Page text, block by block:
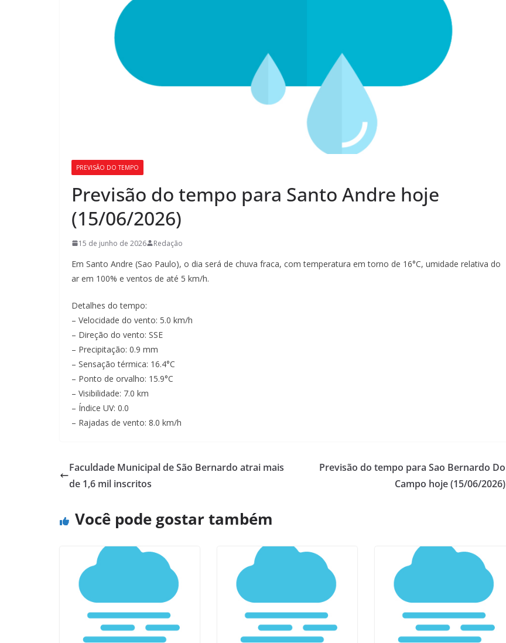
PREVISÃO DO TEMPO
Previsão do tempo para Santo Andre hoje
(15/06/2026)
15 de junho de 2026 Redação
Em Santo Andre (Sao Paulo), o dia será de chuva fraca, com temperatura em torno de 16°C, umidade relativa do
ar em 100% e ventos de até 5 km/h.
Detalhes do tempo:
– Velocidade do vento: 5.0 km/h
– Direção do vento: SSE
– Precipitação: 0.9 mm
– Sensação térmica: 16.4°C
– Ponto de orvalho: 15.9°C
– Visibilidade: 7.0 km
– Índice UV: 0.0
– Rajadas de vento: 8.0 km/h
Faculdade Municipal de São Bernardo atrai mais
de 1,6 mil inscritos
Previsão do tempo para Sao Bernardo Do
Campo hoje (15/06/2026)
Você pode gostar também